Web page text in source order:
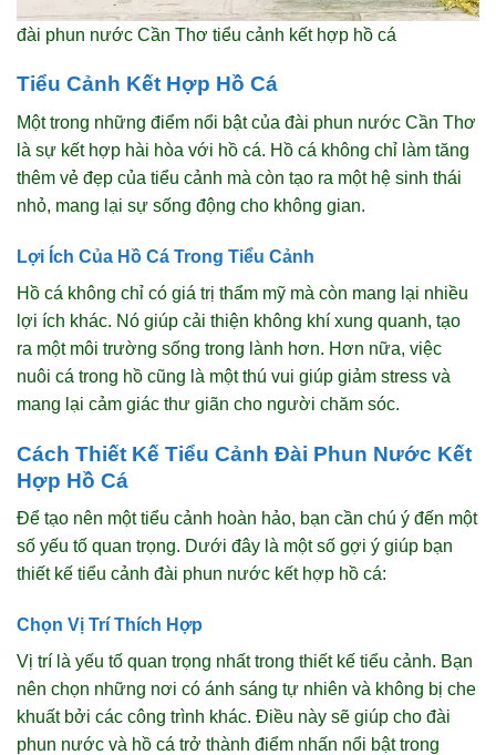
đài phun nước Cần Thơ tiểu cảnh kết hợp hồ cá
Tiểu Cảnh Kết Hợp Hồ Cá
Một trong những điểm nổi bật của đài phun nước Cần Thơ
là sự kết hợp hài hòa với hồ cá. Hồ cá không chỉ làm tăng
thêm vẻ đẹp của tiểu cảnh mà còn tạo ra một hệ sinh thái
nhỏ, mang lại sự sống động cho không gian.
Lợi Ích Của Hồ Cá Trong Tiểu Cảnh
Hồ cá không chỉ có giá trị thẩm mỹ mà còn mang lại nhiều
lợi ích khác. Nó giúp cải thiện không khí xung quanh, tạo
ra một môi trường sống trong lành hơn. Hơn nữa, việc
nuôi cá trong hồ cũng là một thú vui giúp giảm stress và
mang lại cảm giác thư giãn cho người chăm sóc.
Cách Thiết Kế Tiểu Cảnh Đài Phun Nước Kết
Hợp Hồ Cá
Để tạo nên một tiểu cảnh hoàn hảo, bạn cần chú ý đến một
số yếu tố quan trọng. Dưới đây là một số gợi ý giúp bạn
thiết kế tiểu cảnh đài phun nước kết hợp hồ cá:
Chọn Vị Trí Thích Hợp
Vị trí là yếu tố quan trọng nhất trong thiết kế tiểu cảnh. Bạn
nên chọn những nơi có ánh sáng tự nhiên và không bị che
khuất bởi các công trình khác. Điều này sẽ giúp cho đài
phun nước và hồ cá trở thành điểm nhấn nổi bật trong